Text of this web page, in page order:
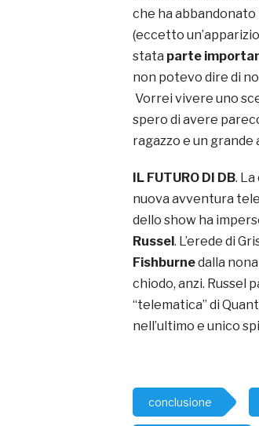
che ha abbandonato
(eccetto
stata parte
non potevo dire di
Vorrei vivere uno
spero di avere
ragazzo e un grande
IL FUTURO DI DB.
nuova avventura
dello show ha
Russel . L’erede di
Fishburnedalla
chiodo, anzi. Russel
“telematica” di
nell’ultimo e unico
conclusione